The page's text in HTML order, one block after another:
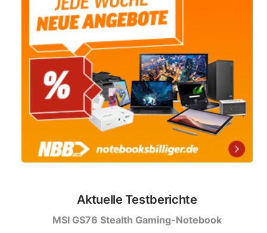
Aktuelle Testberichte
MSI GS76 Stealth Gaming-Notebook